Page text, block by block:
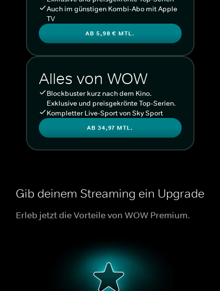
Auch im günstigen Kombi-Abo mit Apple
TV
AB 5,98 € MTL.
Alles von WOW
Blockbuster kurz nach dem Kino.
Exklusive und preisgekrönte Top-Serien.
Kompletter Live-Sport von Sky Sport
AB 34,97 MTL.
Gib deinem Streaming ein Upgrade
Erleb jetzt die Vorteile von WOW Premium.